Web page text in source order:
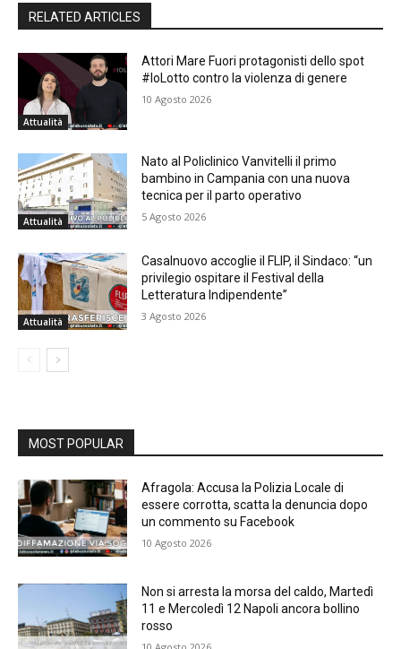
RELATED ARTICLES
Attualità
Attori Mare Fuori protagonisti dello spot
#IoLotto contro la violenza di genere
10 Agosto 2026
Attualità
Nato al Policlinico Vanvitelli il primo
bambino in Campania con una nuova
tecnica per il parto operativo
5 Agosto 2026
Attualità
Casalnuovo accoglie il FLIP, il Sindaco: “un
privilegio ospitare il Festival della
Letteratura Indipendente”
3 Agosto 2026
MOST POPULAR
Afragola: Accusa la Polizia Locale di
essere corrotta, scatta la denuncia dopo
un commento su Facebook
10 Agosto 2026
Non si arresta la morsa del caldo, Martedì
11 e Mercoledì 12 Napoli ancora bollino
rosso